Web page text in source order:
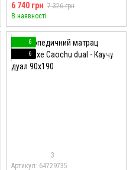
6 740 грн 7 326 грн
В наявності
6
6
3
Артикул: 64729735